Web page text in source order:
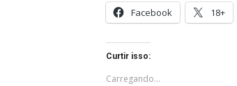
Facebook 18+
Curtir isso:
Carregando...